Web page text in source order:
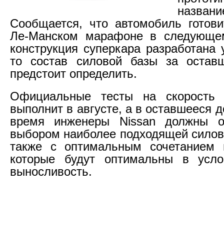
Сообщается, что автомобиль
Ле-Манском марафоне в
конструкция суперкара
то состав силовой базы за
предстоит определить.
Официальные тесты на скорость
выполнит в августе, а в оставшееся
время инженеры Nissan должны
выбором наиболее подходящей
также с оптимальным
которые будут оптимальны в
выносливость.